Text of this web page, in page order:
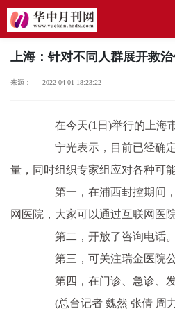
上海：针对不同人群展开救
来源： 2022-04-01 18:23:22
在今天(1日)举行的上海市
宁光表示，目前已经确定
量，同时组织专家组应对各种可
第一，在浦西封控期间，
网医院，大家可以通过互联网医
第二，开放了咨询电话。
第三，可关注瑞金医院公
第四，在门诊、急诊、发
(总台记者 魏然 张倩 周